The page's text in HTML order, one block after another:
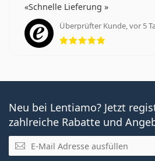
Schnelle Lieferung
Überprüfter Kunde, vor 5
Bewertung
Neu bei Lentiamo? Jetzt
zahlreiche Rabatte und
E-Mail